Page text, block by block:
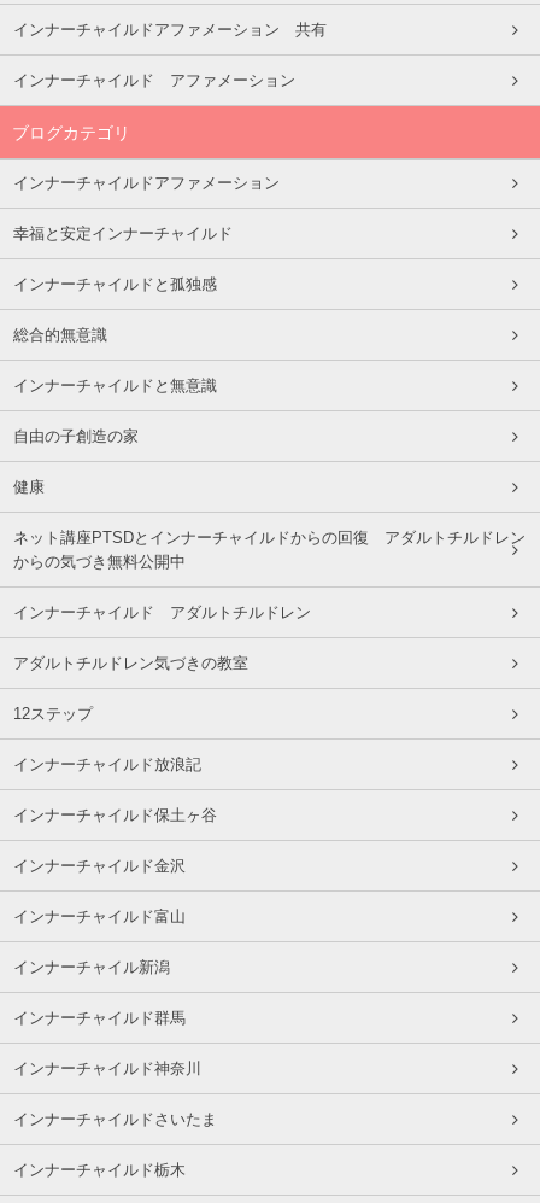
インナーチャイルドアファメーション 共有
インナーチャイルド アファメーション
ブログカテゴリ
インナーチャイルドアファメーション
幸福と安定インナーチャイルド
インナーチャイルドと孤独感
総合的無意識
インナーチャイルドと無意識
自由の子創造の家
健康
ネット講座PTSDとインナーチャイルドからの回復 アダルトチルドレン
からの気づき無料公開中
インナーチャイルド アダルトチルドレン
アダルトチルドレン気づきの教室
12ステップ
インナーチャイルド放浪記
インナーチャイルド保土ヶ谷
インナーチャイルド金沢
インナーチャイルド富山
インナーチャイル新潟
インナーチャイルド群馬
インナーチャイルド神奈川
インナーチャイルドさいたま
インナーチャイルド栃木